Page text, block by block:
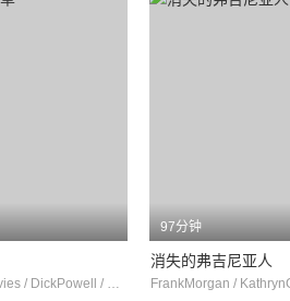
MarionDavies / DickPowell / CharlesRuggles
97分钟
消失的弗吉尼亚人